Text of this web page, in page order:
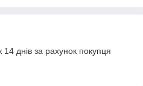
днів за рахунок покупця